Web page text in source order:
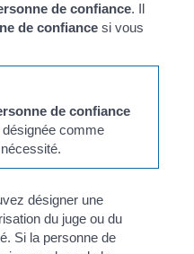
de confiance. Il
de confiance si vous
de confiance
comme
désigner une
du juge ou du
Si la personne de